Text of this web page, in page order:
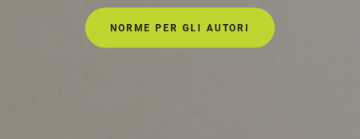
NORME PER GLI AUTORI